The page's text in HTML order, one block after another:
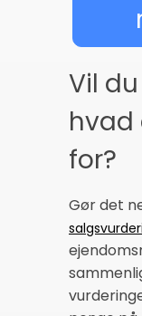
Vil
for?
Gør det